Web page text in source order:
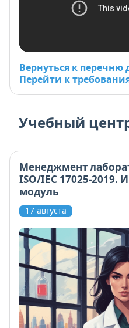
Вернуться к перечню
Перейти к
Учебный
Менеджмент
ISO/IEC 17025-2019.
модуль
17 августа